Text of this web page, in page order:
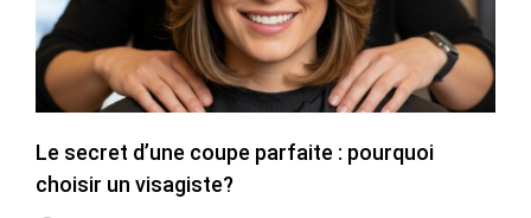
Le secret d’une coupe parfaite : pourquoi
choisir un visagiste?